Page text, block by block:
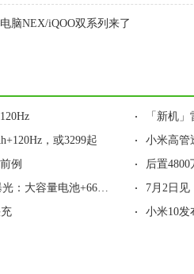
脑NEX/iQOO双系列来了
· 「新机
，或3299起 · 小米高管
例 · 后置
量电池+66W超级快充 · 7月2日见
· 小米10发